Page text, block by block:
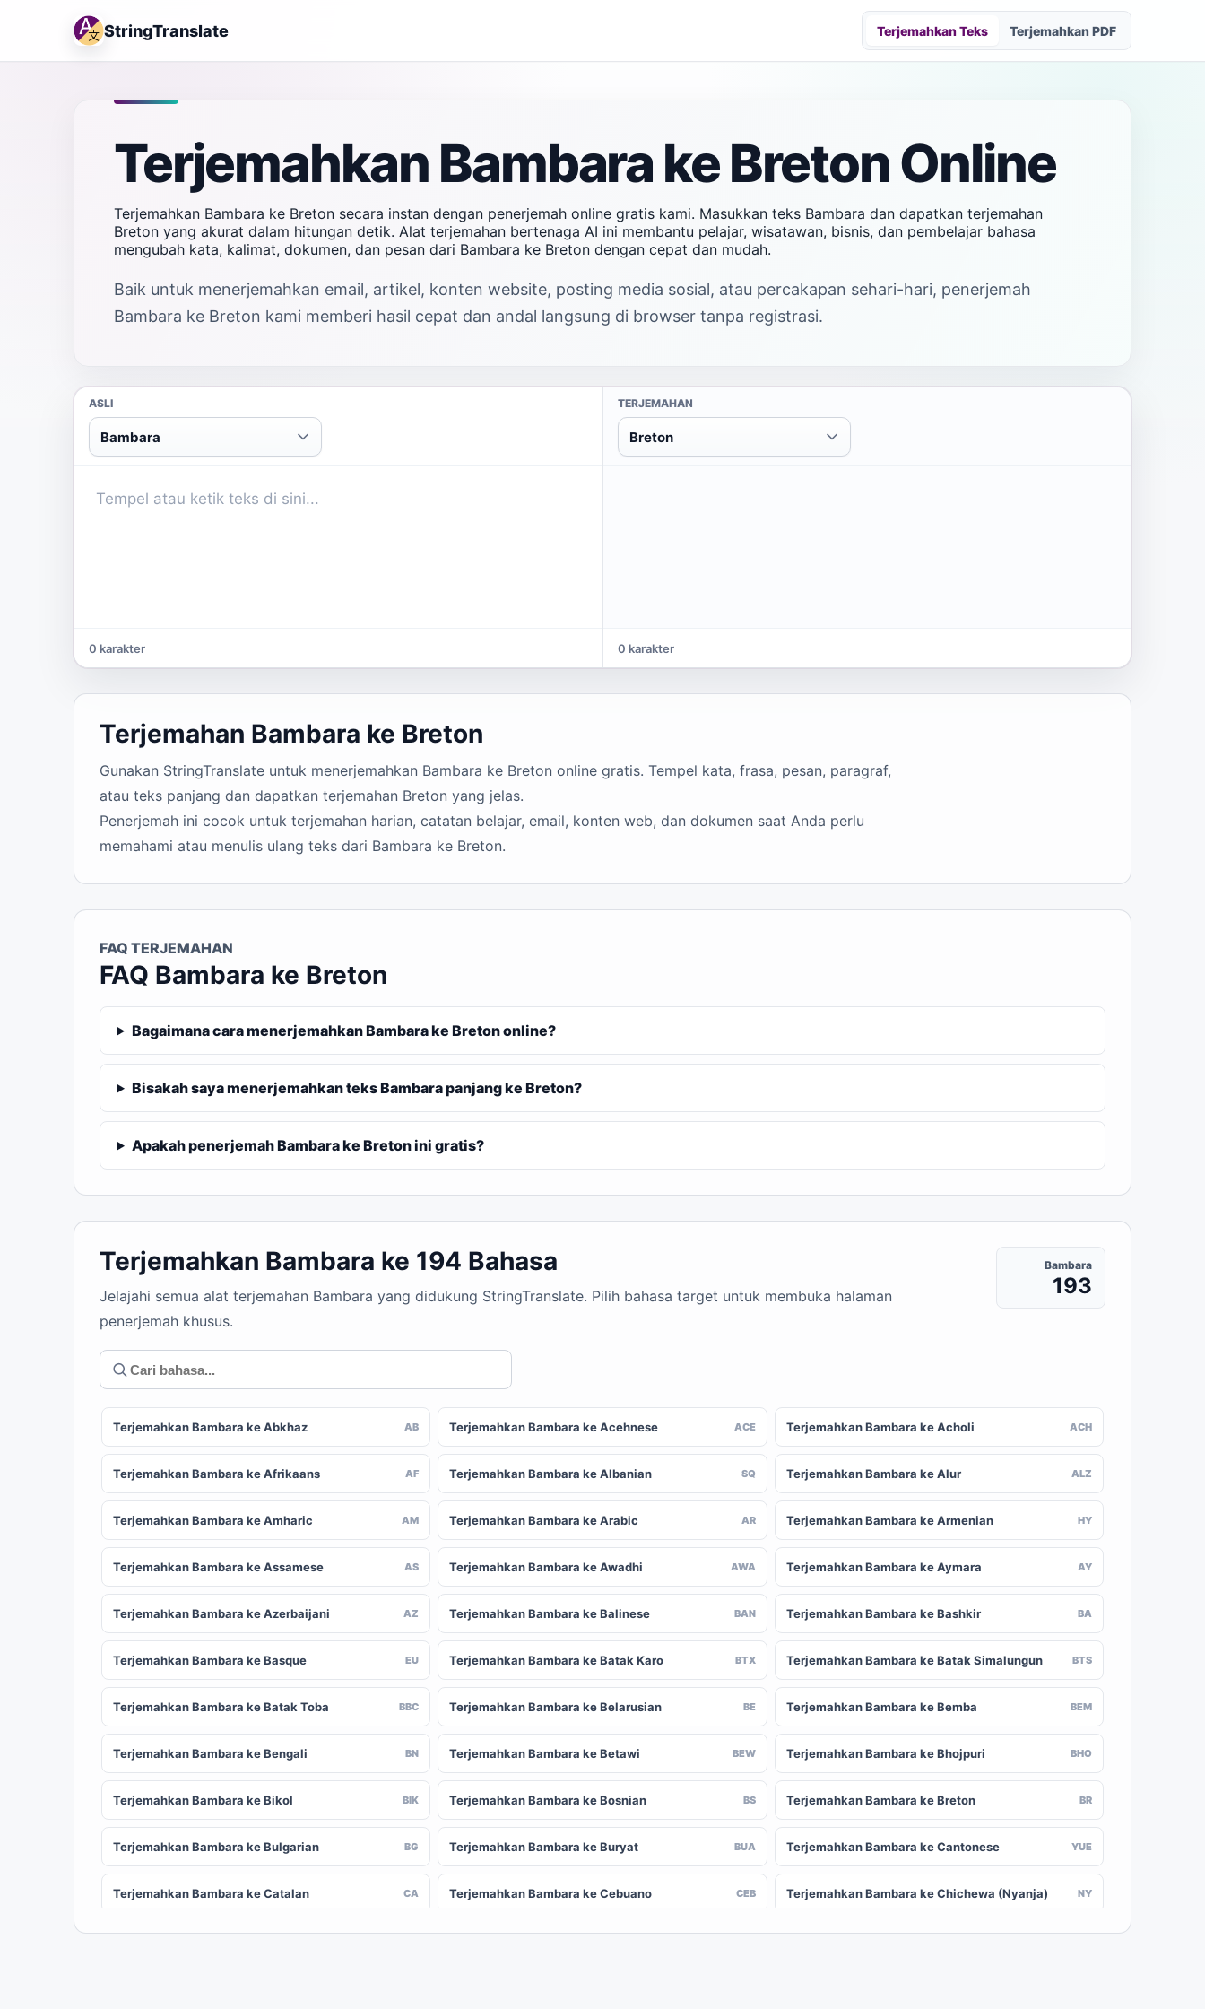
StringTranslate Terjemahkan Teks Terjemahkan PDF
Terjemahkan Bambara ke Breton Online
Terjemahkan Bambara ke Breton secara instan dengan penerjemah online gratis kami. Masukkan teks Bambara dan dapatkan terjemahan
Breton yang akurat dalam hitungan detik. Alat terjemahan bertenaga AI ini membantu pelajar, wisatawan, bisnis, dan pembelajar bahasa
mengubah kata, kalimat, dokumen, dan pesan dari Bambara ke Breton dengan cepat dan mudah.
Baik untuk menerjemahkan email, artikel, konten website, posting media sosial, atau percakapan sehari-hari, penerjemah
Bambara ke Breton kami memberi hasil cepat dan andal langsung di browser tanpa registrasi.
ASLI
Bambara
0 karakter
TERJEMAHAN
Breton
0 karakter
Terjemahan Bambara ke Breton
Gunakan StringTranslate untuk menerjemahkan Bambara ke Breton online gratis. Tempel kata, frasa, pesan, paragraf,
atau teks panjang dan dapatkan terjemahan Breton yang jelas.
Penerjemah ini cocok untuk terjemahan harian, catatan belajar, email, konten web, dan dokumen saat Anda perlu
memahami atau menulis ulang teks dari Bambara ke Breton.
FAQ TERJEMAHAN
FAQ Bambara ke Breton
Bagaimana cara menerjemahkan Bambara ke Breton online?
Bisakah saya menerjemahkan teks Bambara panjang ke Breton?
Apakah penerjemah Bambara ke Breton ini gratis?
Terjemahkan Bambara ke 194 Bahasa
Jelajahi semua alat terjemahan Bambara yang didukung StringTranslate. Pilih bahasa target untuk membuka halaman
penerjemah khusus.
Bambara
193
Terjemahkan Bambara ke Abkhaz AB Terjemahkan Bambara ke Acehnese ACE Terjemahkan Bambara ke Acholi ACH
Terjemahkan Bambara ke Afrikaans AF Terjemahkan Bambara ke Albanian SQ Terjemahkan Bambara ke Alur ALZ
Terjemahkan Bambara ke Amharic AM Terjemahkan Bambara ke Arabic AR Terjemahkan Bambara ke Armenian HY
Terjemahkan Bambara ke Assamese AS Terjemahkan Bambara ke Awadhi AWA Terjemahkan Bambara ke Aymara AY
Terjemahkan Bambara ke Azerbaijani AZ Terjemahkan Bambara ke Balinese BAN Terjemahkan Bambara ke Bashkir BA
Terjemahkan Bambara ke Basque EU Terjemahkan Bambara ke Batak Karo BTX Terjemahkan Bambara ke Batak Simalungun BTS
Terjemahkan Bambara ke Batak Toba BBC Terjemahkan Bambara ke Belarusian BE Terjemahkan Bambara ke Bemba BEM
Terjemahkan Bambara ke Bengali BN Terjemahkan Bambara ke Betawi BEW Terjemahkan Bambara ke Bhojpuri BHO
Terjemahkan Bambara ke Bikol BIK Terjemahkan Bambara ke Bosnian BS Terjemahkan Bambara ke Breton BR
Terjemahkan Bambara ke Bulgarian BG Terjemahkan Bambara ke Buryat BUA Terjemahkan Bambara ke Cantonese YUE
Terjemahkan Bambara ke Catalan CA Terjemahkan Bambara ke Cebuano CEB Terjemahkan Bambara ke Chichewa (Nyanja) NY
Terjemahkan Bambara ke Chinese